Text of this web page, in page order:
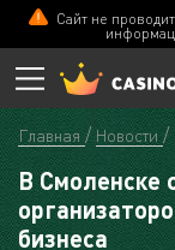
Сайт не
Главная Новости
В Смоленске
бизнеса